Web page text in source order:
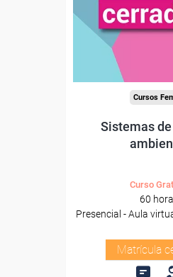
Cursos
Sistemas
Curso
60
Presencial - Aula
Matrícula